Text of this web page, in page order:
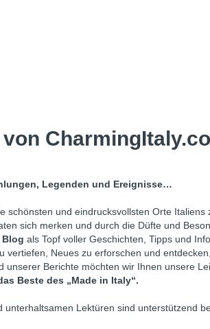
Legenden und Ereignisse…
schönsten und eindrucksvollsten Orte
sich merken und durch die Düfte und
Blog als Topf voller Geschichten, Tipps und
vertiefen, Neues zu erforschen und
unserer Berichte möchten wir Ihnen unsere
Beste des „Made in Italy“.
unterhaltsamen Lektüren sind unterstützend